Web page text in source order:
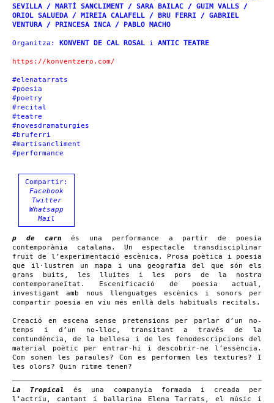
SEVILLA / MARTÍ SANCLIMENT / SARA BAILAC / GUIM VALLS /
ORIOL SALUEDA / MIREIA CALAFELL / BRU FERRI / GABRIEL
VENTURA / PRINCESA INCA / PABLO MACHO
Organitza: KONVENT DE CAL ROSAL i ANTIC TEATRE
https://konventzero.com/
#elenatarrats
#poesia
#poetry
#recital
#teatre
#novesdramaturgies
#bruferri
#martisancliment
#performance
Compartir:
Facebook
Twitter
Whatsapp
Mail
p de carn és una performance a partir de poesia
contemporània catalana. Un espectacle transdisciplinar
fruit de l’experimentació escènica. Prosa poètica i poesia
que il·lustren un mapa i una geografia del que són els
grans buits, les lluites i les pors de la nostra
contemporaneïtat. Escenificació de poesia actual,
investigant amb nous llenguatges escènics i sonors per
compartir poesia en viu més enllà dels habituals recitals.
Creació en escena sense pretensions per parlar d’un no-
temps i d’un no-lloc, transitant a través de la
contundència, de la bellesa i de les fenodescripcions del
material poètic per entrar-hi i descobrir-ne l’essència.
Com sonen les paraules? Com es performen les textures? I
les olors? Quin ritme tenen?
La Tropical és una companyia formada i creada per
l’actriu, cantant i ballarina Elena Tarrats, el músic i